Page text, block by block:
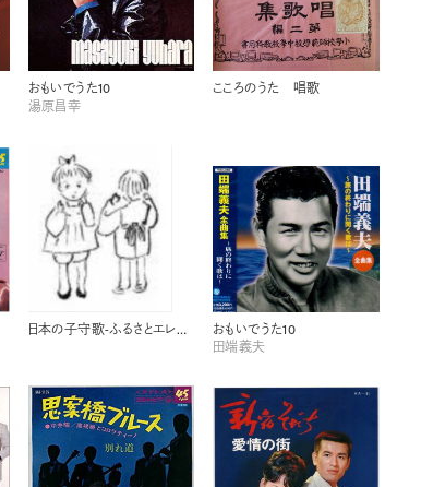
おもいでうた10
湯原昌幸
こころのうた 唱歌
日本の子守歌-ふるさとエレジー- 監修 菅野覧
おもいでうた10
田端義夫